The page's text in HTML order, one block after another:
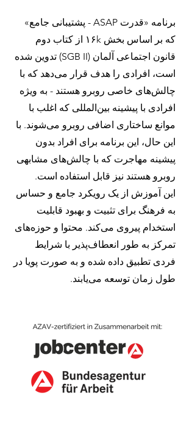
برنامه «قدرت ASAP - پشتیبانی جامع»
که بر اساس بخش ۱۶k از کتاب دوم
قانون اجتماعی آلمان (SGB II) تدوین شده
است، افرادی را هدف قرار می‌دهد که با
چالش‌های خاصی روبرو هستند - به ویژه
افرادی با پیشینه بین‌المللی که اغلب با
موانع ساختاری اضافی روبرو می‌شوند. با
این حال، این برنامه برای افراد بدون
پیشینه مهاجرت که با چالش‌های مشابهی
روبرو هستند نیز قابل استفاده است.
این آموزش از یک رویکرد جامع و حساس
به فرهنگ برای تثبیت و بهبود قابلیت
استخدام پیروی می‌کند. محتوا و حوزه‌های
تمرکز به طور انعطاف‌پذیر با شرایط
فردی تطبیق داده شده و به صورت پویا در
طول زمان توسعه می‌یابند.